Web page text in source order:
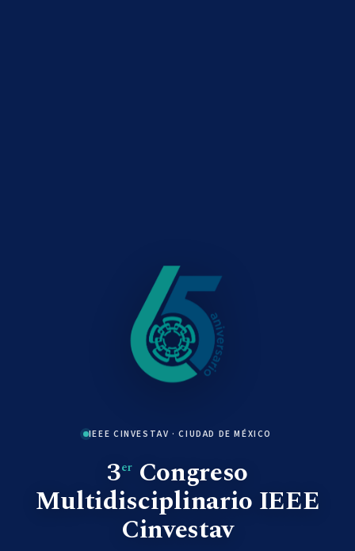
IEEE CINVESTAV · CIUDAD DE MÉXICO
3erCongreso
Multidisciplinario IEEE
Cinvestav